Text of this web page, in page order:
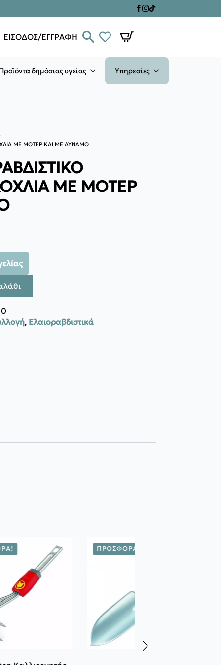
ΕΙΣΟΔΟΣ/ΕΓΓΡΑΦΗ
Προϊόντα δημόσιας υγείας Υπηρεσίες
ΜΕ ΜΟΤΕΡ ΚΑΙ ΜΕ ΔΥΝΑΜΟ
ΜΕ ΜΟΤΕΡ
, Ελαιοραβδιστικά
ΠΡΟΣΦΟΡΆ!